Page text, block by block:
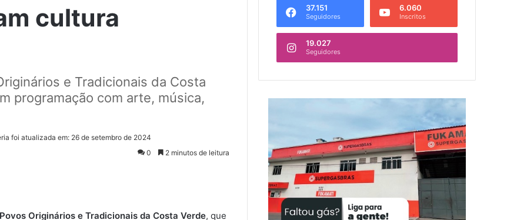
cultura
e Tradicionais da Costa
programação com arte, música,
foi atualizada em: 26 de setembro de 2024
0
2 minutos de leitura
Originários e Tradicionais da Costa Verde, que
37.151
Seguidores
6.060
Inscritos
19.027
Seguidores